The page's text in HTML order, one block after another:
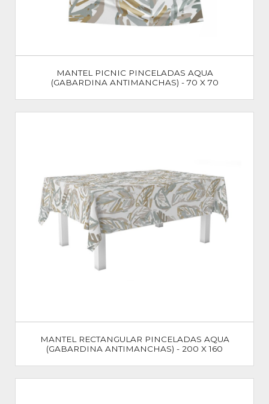
MANTEL PICNIC PINCELADAS AQUA
(GABARDINA ANTIMANCHAS) - 70 X 70
MANTEL RECTANGULAR PINCELADAS AQUA
(GABARDINA ANTIMANCHAS) - 200 X 160